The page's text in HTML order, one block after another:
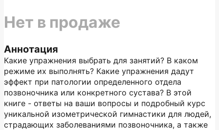
Аннотация
Какие упражнения выбрать для занятий? В каком
режиме их выполнять? Какие упражнения дадут
эффект при патологии определенного отдела
позвоночника или конкретного сустава? В этой
книге - ответы на ваши вопросы и подробный курс
уникальной изометрической гимнастики для людей,
страдающих заболеваниями позвоночника, а также
Нет в продаже